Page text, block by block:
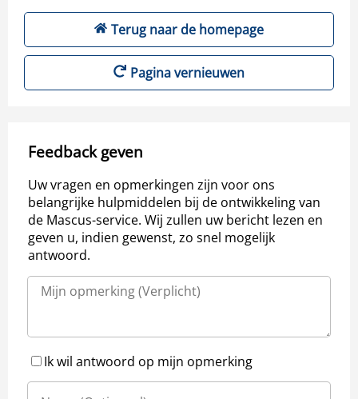
Terug naar de homepage
Pagina vernieuwen
Feedback geven
Uw vragen en opmerkingen zijn voor ons
belangrijke hulpmiddelen bij de ontwikkeling van
de Mascus-service. Wij zullen uw bericht lezen en
geven u, indien gewenst, zo snel mogelijk
antwoord.
Ik wil antwoord op mijn opmerking